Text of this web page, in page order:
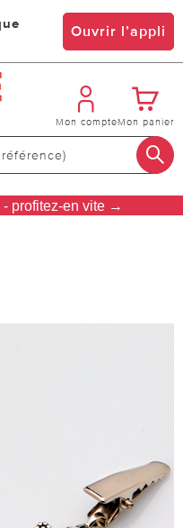
Ouvrir l’appli
Mon compteMon panier
- profitez-en vite →